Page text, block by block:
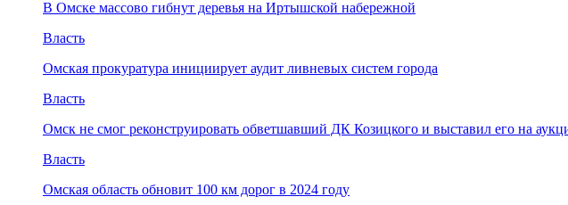
В Омске массово гибнут деревья на Иртышской набережной
Власть
Омская прокуратура инициирует аудит ливневых систем города
Власть
Омск не смог реконструировать обветшавший ДК Козицкого и выставил его на
Власть
Омская область обновит 100 км дорог в 2024 году